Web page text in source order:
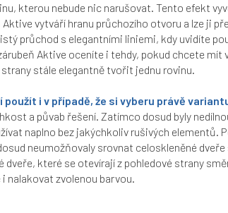
kterou nebude nic narušovat. Tento efekt
vytváří hranu průchozího otvoru a lze ji
průchod s elegantními liniemi, kdy uvidíte
Aktive oceníte i tehdy, pokud chcete
stále elegantně tvořit jednu rovinu.
i v případě, že si vyberu právě
a půvab řešení. Zatímco dosud byly
naplno bez jakýchkoliv rušivých
neumožňovaly srovnat celoskleněné
které se otevírají z pohledové strany
nalakovat zvolenou barvou.